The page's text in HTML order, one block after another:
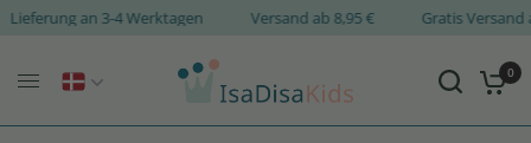
Lieferung an 3-4 Werktagen Versand ab 8,95 € Gratis
0